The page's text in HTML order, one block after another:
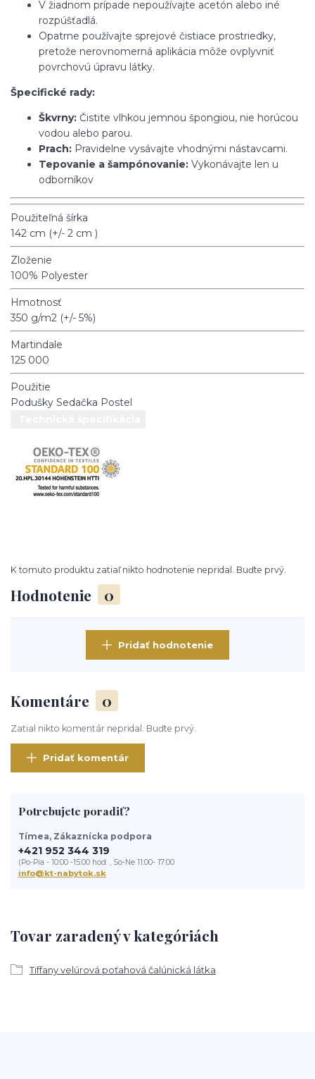
V žiadnom prípade nepoužívajte acetón alebo iné
rozpúšťadlá.
Opatrne používajte sprejové čistiace prostriedky,
pretože nerovnomerná aplikácia môže ovplyvniť
povrchovú úpravu látky.
Špecifické rady:
Škvrny: Čistite vlhkou jemnou špongiou, nie horúcou
vodou alebo parou.
Prach: Pravidelne vysávajte vhodnými nástavcami.
Tepovanie a šampónovanie: Vykonávajte len u
odborníkov
Použiteľná šírka
142 cm (+/- 2 cm )
Zloženie
100% Polyester
Hmotnosť
350 g/m2 (+/- 5%)
Martindale
125 000
Použitie
Podušky Sedačka Postel
Hodnotenie 0
K tomuto produktu zatiaľ nikto hodnotenie nepridal. Buďte prvý.
Pridať hodnotenie
Komentáre 0
Zatial nikto komentár nepridal. Buďte prvý.
Pridať komentár
Tovar zaradený v kategóriách
Tiffany velúrová poťahová čalúnická látka
Potrebujete poradiť?
Tímea, Zákaznícka podpora
+421 952 344 319
(Po-Pia - 10:00 -15:00 hod. , So-Ne 11:00- 17:00
info@kt-nabytok.sk